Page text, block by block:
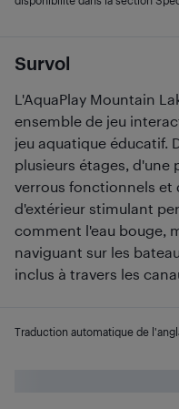
Survol
L'AquaPlay Mountain
ensemble de jeu
jeu aquatique éducatif.
plusieurs étages, d'une
verrous fonctionnels et
d'extérieur stimulant
comment l'eau bouge,
naviguant sur les
inclus à travers les
Traduction automatique de